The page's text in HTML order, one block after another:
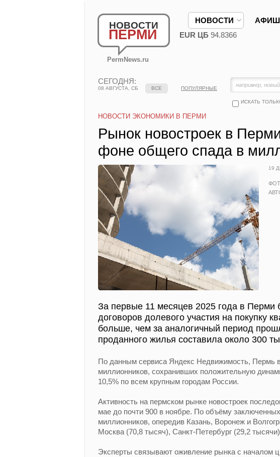
НОВОСТИ
ПЕРМИ
PermNews.ru
НОВОСТИ
EUR ЦБ 94.8366
СЕГОДНЯ:
08 АВГУСТА, СБ
ИСКАТЬ
ВСЕ ПОПУЛЯРНЫЕ
НОВОСТИ ЭКОНОМИКИ В ПЕРМИ
Рынок новостроек в
фоне общего спада в
19
За первые 11 месяцев 2025 года в Перми
договоров долевого участия на покупку
больше, чем за аналогичный период
проданного жилья составила около 300
По данным сервиса Яндекс Недвижимость, Пермь
миллионников, сохранивших положительную
10,5% по всем крупным городам России.
Активность на пермском рынке новостроек
мае до почти 900 в ноябре. По объёму
миллионников, опередив Казань, Воронеж и
Москва (70,8 тысяч), Санкт-Петербург (29,2
Эксперты связывают оживление рынка с началом